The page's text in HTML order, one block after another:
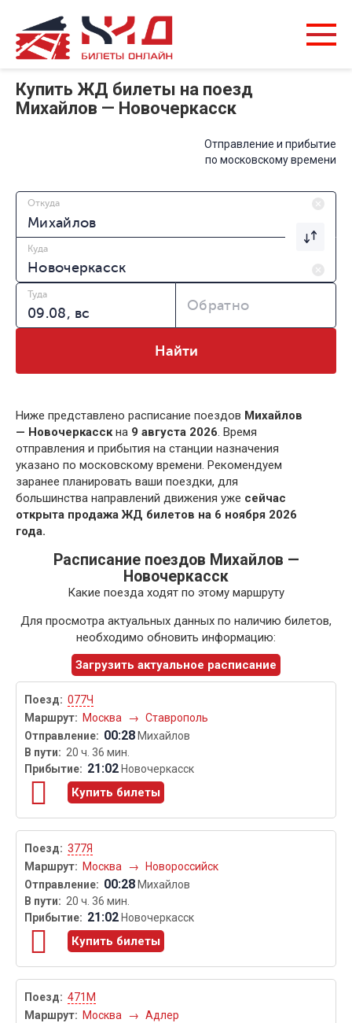
Купить ЖД билеты на поезд
Михайлов — Новочеркасск
Отправление и прибытие
по московскому времени
Откуда
Куда
Туда
Обратно
Найти
Ниже представлено расписание поездов Михайлов
— Новочеркасскна 9 августа 2026. Время
отправления и прибытия на станции назначения
указано по московскому времени. Рекомендуем
заранее планировать ваши поездки, для
большинства направлений движения уже сейчас
открыта продажа ЖД билетов на 6 ноября 2026
года.
Расписание поездов Михайлов —
Новочеркасск
Какие поезда ходят по этому маршруту
Для просмотра актуальных данных по наличию билетов,
необходимо обновить информацию:
Загрузить актуальное расписание
077Ч
Москва
→ Ставрополь
00:28 Михайлов
20 ч. 36 мин.
21:02 Новочеркасск
Купить билеты
377Я
Москва
→ Новороссийск
00:28 Михайлов
20 ч. 36 мин.
21:02 Новочеркасск
Купить билеты
471М
Москва
→ Адлер